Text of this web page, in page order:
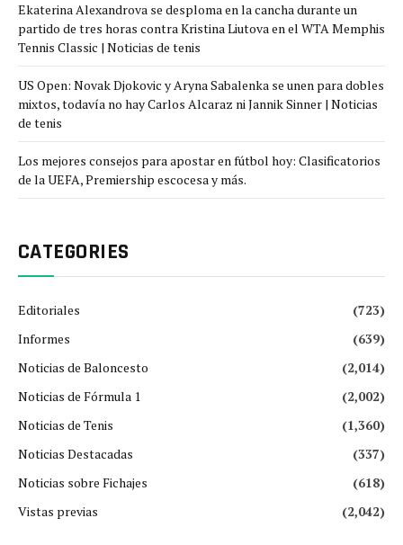
Ekaterina Alexandrova se desploma en la cancha durante un
partido de tres horas contra Kristina Liutova en el WTA Memphis
Tennis Classic | Noticias de tenis
US Open: Novak Djokovic y Aryna Sabalenka se unen para dobles
mixtos, todavía no hay Carlos Alcaraz ni Jannik Sinner | Noticias
de tenis
Los mejores consejos para apostar en fútbol hoy: Clasificatorios
de la UEFA, Premiership escocesa y más.
CATEGORIES
Editoriales
(723)
Informes
(639)
Noticias de Baloncesto
(2,014)
Noticias de Fórmula 1
(2,002)
Noticias de Tenis
(1,360)
Noticias Destacadas
(337)
Noticias sobre Fichajes
(618)
Vistas previas
(2,042)